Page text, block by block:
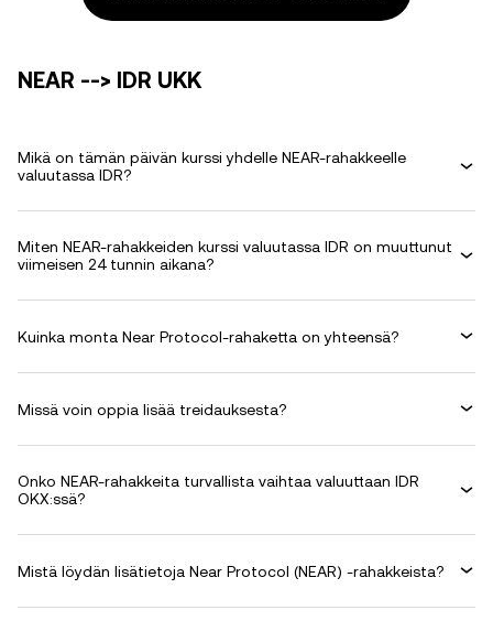
NEAR --> IDR UKK
Mikä on tämän päivän kurssi yhdelle NEAR-rahakkeelle
valuutassa IDR?
Miten NEAR-rahakkeiden kurssi valuutassa IDR on muuttunut
viimeisen 24 tunnin aikana?
Kuinka monta Near Protocol-rahaketta on yhteensä?
Missä voin oppia lisää treidauksesta?
Onko NEAR-rahakkeita turvallista vaihtaa valuuttaan IDR
OKX:ssä?
Mistä löydän lisätietoja Near Protocol (NEAR) -rahakkeista?